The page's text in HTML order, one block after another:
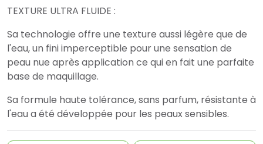
TEXTURE ULTRA FLUIDE :
Sa technologie offre une texture aussi légère que de
l'eau, un fini imperceptible pour une sensation de
peau nue après application ce qui en fait une parfaite
base de maquillage.
Sa formule haute tolérance, sans parfum, résistante à
l'eau a été développée pour les peaux sensibles.